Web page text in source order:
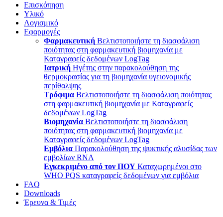
Επισκόπηση
Υλικό
Λογισμικό
Εφαρμογές
Φαρμακευτική Βελτιστοποιήστε τη διασφάλιση
ποιότητας στη φαρμακευτική βιομηχανία με
Καταγραφείς δεδομένων LogTag
Ιατρική Ηγέτης στην παρακολούθηση της
θερμοκρασίας για τη βιομηχανία υγειονομικής
περίθαλψης
Τρόφιμα Βελτιστοποιήστε τη διασφάλιση ποιότητας
στη φαρμακευτική βιομηχανία με Καταγραφείς
δεδομένων LogTag
Βιομηχανία Βελτιστοποιήστε τη διασφάλιση
ποιότητας στη φαρμακευτική βιομηχανία με
Καταγραφείς δεδομένων LogTag
Εμβόλια Παρακολούθηση της ψυκτικής αλυσίδας των
εμβολίων RNA
Εγκεκριμένο από τον ΠΟΥ Καταχωρημένοι στο
WHO PQS καταγραφείς δεδομένων για εμβόλια
FAQ
Downloads
Έρευνα & Τιμές